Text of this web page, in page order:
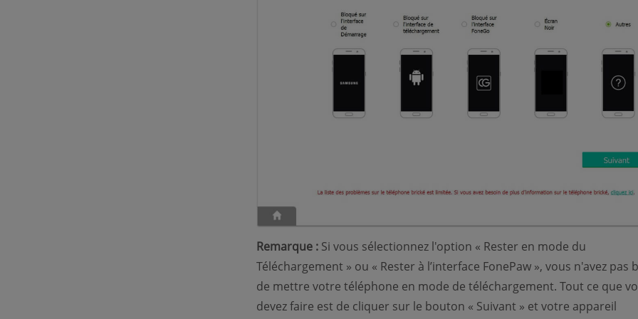
Remarque :Si vous sélectionnez l'option « Rester en mode du
Téléchargement » ou « Rester à l’interface FonePaw », vous n'avez pas
de mettre votre téléphone en mode de téléchargement. Tout ce que
devez faire est de cliquer sur le bouton « Suivant » et votre appareil